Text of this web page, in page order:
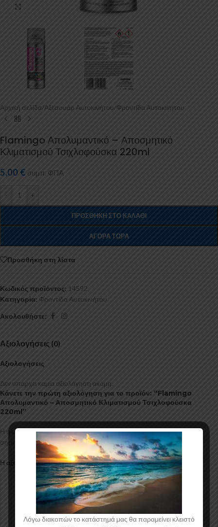
Κάντε κλικ για μεγέθυνση
Αρχική σελίδα/Αξεσουάρ Αυτοκινήτου/Φροντίδα Αυτοκινήτου
Flamingo Απολυμαντικό – Αποσμητικό
Κλιματισμού Τσιχλοφούσκα 220ml
5,00 € συμπ. ΦΠΑ
- +
ΠΡΟΣΘΉΚΗ ΣΤΟ ΚΑΛΆΘΙ
ΑΓΟΡΆ ΤΏΡΑ
Προσθήκη στη λίστα
Κωδικός προϊόντος: 14592
Κατηγορία: Φροντίδα Αυτοκινήτου
Ακολουθήστε:
Αξιολογήσεις (0)
Αξιολογήσεις
Δεν υπάρχει καμία αξιολόγηση ακόμη.
Κάνετε την πρώτη αξιολόγηση για το προϊόν: “Flamingo
Απολυμαντικό – Αποσμητικό Κλιματισμού Τσιχλοφούσκα
220ml”
Η ηλ. διεύθυνση σας δεν δημοσιεύεται.Τα υποχρεωτικά πεδία
σημειώνονται με*
Η αξιολόγησή σας*
Λόγω διακοπών το κατάστημά μας θα παραμείνει κλειστό